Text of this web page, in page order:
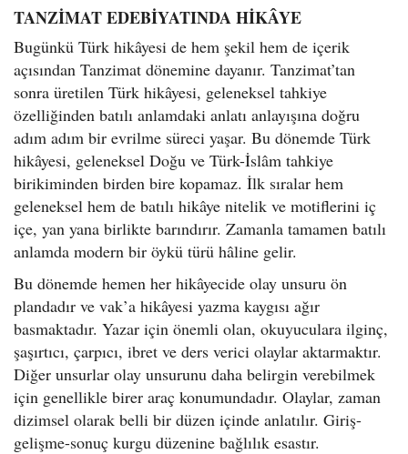
TANZİMAT EDEBİYATINDA HİKÂYE
Bugünkü Türk hikâyesi de hem şekil hem de içerik
açısından Tanzimat dönemine dayanır. Tanzimat’tan
sonra üretilen Türk hikâyesi, geleneksel tahkiye
özelliğinden batılı anlamdaki anlatı anlayışına doğru
adım adım bir evrilme süreci yaşar. Bu dönemde Türk
hikâyesi, geleneksel Doğu ve Türk-İslâm tahkiye
birikiminden birden bire kopamaz. İlk sıralar hem
geleneksel hem de batılı hikâye nitelik ve motiflerini iç
içe, yan yana birlikte barındırır. Zamanla tamamen batılı
anlamda modern bir öykü türü hâline gelir.
Bu dönemde hemen her hikâyecide olay unsuru ön
plandadır ve vak’a hikâyesi yazma kaygısı ağır
basmaktadır. Yazar için önemli olan, okuyuculara ilginç,
şaşırtıcı, çarpıcı, ibret ve ders verici olaylar aktarmaktır.
Diğer unsurlar olay unsurunu daha belirgin verebilmek
için genellikle birer araç konumundadır. Olaylar, zaman
dizimsel olarak belli bir düzen içinde anlatılır. Giriş-
gelişme-sonuç kurgu düzenine bağlılık esastır.